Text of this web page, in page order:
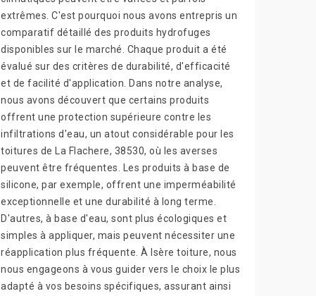
extrêmes. C'est pourquoi nous avons entrepris un
comparatif détaillé des produits hydrofuges
disponibles sur le marché. Chaque produit a été
évalué sur des critères de durabilité, d'efficacité
et de facilité d'application. Dans notre analyse,
nous avons découvert que certains produits
offrent une protection supérieure contre les
infiltrations d'eau, un atout considérable pour les
toitures de La Flachere, 38530, où les averses
peuvent être fréquentes. Les produits à base de
silicone, par exemple, offrent une imperméabilité
exceptionnelle et une durabilité à long terme.
D'autres, à base d'eau, sont plus écologiques et
simples à appliquer, mais peuvent nécessiter une
réapplication plus fréquente. À Isère toiture, nous
nous engageons à vous guider vers le choix le plus
adapté à vos besoins spécifiques, assurant ainsi